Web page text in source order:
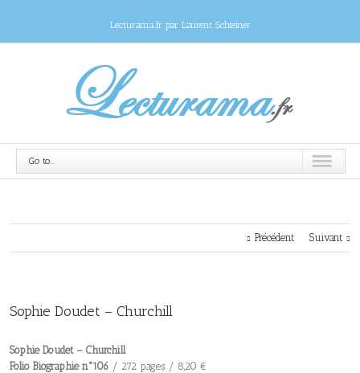
Lecturama.fr par Laurent Schteiner
Go to...
Précédent Suivant
Sophie Doudet – Churchill
Sophie Doudet – Churchill
Folio Biographie n°106 / 272 pages / 8,20 €